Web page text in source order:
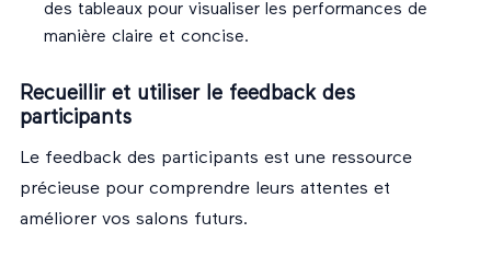
des tableaux pour visualiser les performances de
manière claire et concise.
Recueillir et utiliser le feedback des
participants
Le feedback des participants est une ressource
précieuse pour comprendre leurs attentes et
améliorer vos salons futurs.